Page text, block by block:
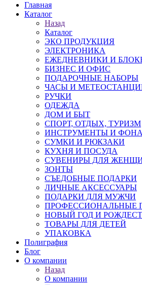
Главная
Каталог
Назад
Каталог
ЭКО ПРОДУКЦИЯ
ЭЛЕКТРОНИКА
ЕЖЕДНЕВНИКИ И
БИЗНЕС И ОФИС
ПОДАРОЧНЫЕ НАБОРЫ
ЧАСЫ И
РУЧКИ
ОДЕЖДА
ДОМ И БЫТ
СПОРТ, ОТДЫХ, ТУРИЗМ
ИНСТРУМЕНТЫ И
СУМКИ И РЮКЗАКИ
КУХНЯ И ПОСУДА
СУВЕНИРЫ ДЛЯ
ЗОНТЫ
СЪЕДОБНЫЕ ПОДАРКИ
ЛИЧНЫЕ АКСЕССУАРЫ
ПОДАРКИ ДЛЯ МУЖЧИ
ПРОФЕССИОНАЛЬНЫЕ
НОВЫЙ ГОД И
ТОВАРЫ ДЛЯ ДЕТЕЙ
УПАКОВКА
Полиграфия
Блог
О компании
Назад
О компании